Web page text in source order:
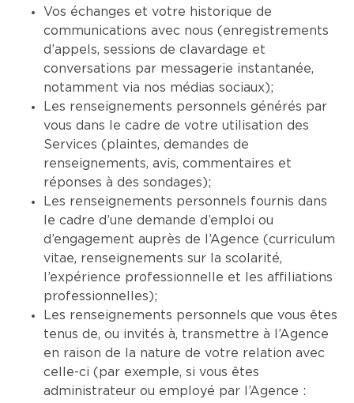
Vos échanges et votre historique de
communications avec nous (enregistrements
d’appels, sessions de clavardage et
conversations par messagerie instantanée,
notamment via nos médias sociaux);
Les renseignements personnels générés par
vous dans le cadre de votre utilisation des
Services (plaintes, demandes de
renseignements, avis, commentaires et
réponses à des sondages);
Les renseignements personnels fournis dans
le cadre d’une demande d’emploi ou
d’engagement auprès de l’Agence (curriculum
vitae, renseignements sur la scolarité,
l’expérience professionnelle et les affiliations
professionnelles);
Les renseignements personnels que vous êtes
tenus de, ou invités à, transmettre à l’Agence
en raison de la nature de votre relation avec
celle-ci (par exemple, si vous êtes
administrateur ou employé par l’Agence :